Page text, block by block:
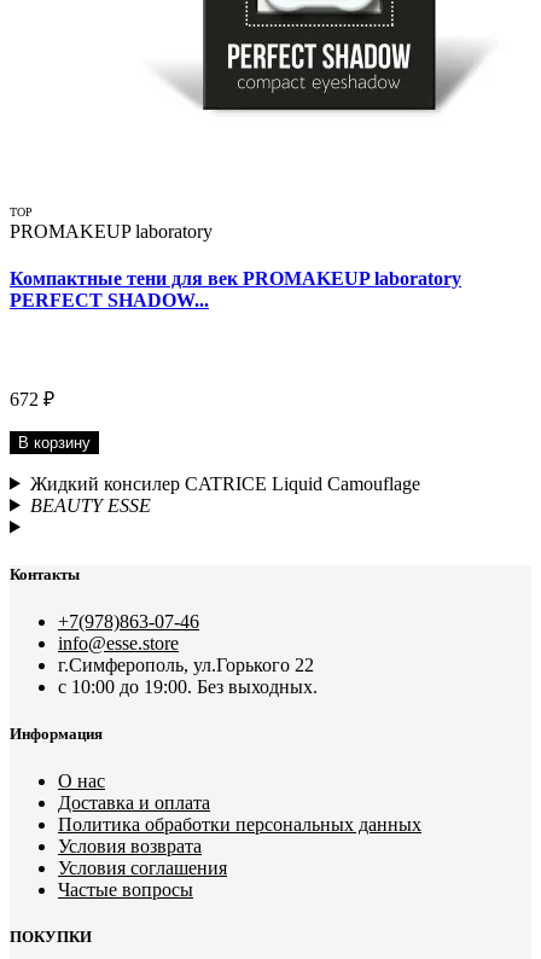
TOP
PROMAKEUP laboratory
Компактные тени для век PROMAKEUP laboratory
PERFECT SHADOW...
672 ₽
В корзину
Жидкий консилер CATRICE Liquid Camouflage
BEAUTY ESSE
Контакты
+7(978)863-07-46
info@esse.store
г.Симферополь, ул.Горького 22
с 10:00 до 19:00. Без выходных.
Информация
О нас
Доставка и оплата
Политика обработки персональных данных
Условия возврата
Условия соглашения
Частые вопросы
ПОКУПКИ